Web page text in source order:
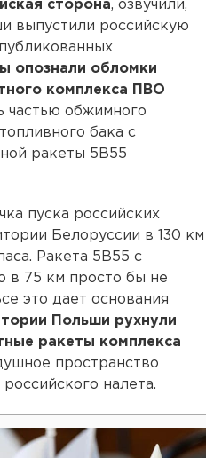
сторона, озвучили,
выпустили российскую
опознали обломки
комплекса ПВО
частью обжимного
бака с
ракеты 5В55
пуска российских
Белоруссии в 130 км
Ракета 5В55 с
в 75 км просто бы не
это дает основания
Польши рухнули
ракеты комплекса
пространство
налета.